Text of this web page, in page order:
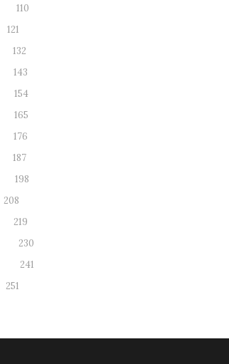
110
121
132
143
154
165
176
187
198
208
219
230
241
251